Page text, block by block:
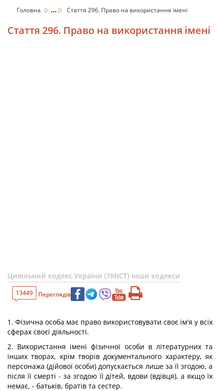
Головна ... Стаття 296. Право на використання імені
Стаття 296. Право на використання імені
Цивільний кодекс України (ЗМІСТ) Інши кодекси
13449 Переглядів
1. Фізична особа має право використовувати своє ім'я у всіх
сферах своєї діяльності.
2. Використання імені фізичної особи в літературних та
інших творах, крім творів документального характеру, як
персонажа (дійової особи) допускається лише за її згодою, а
після її смерті - за згодою її дітей, вдови (вдівця), а якщо їх
немає, - батьків, братів та сестер.